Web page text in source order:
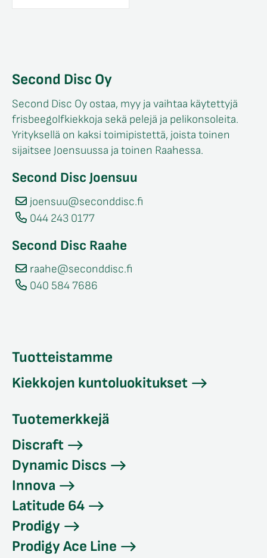
Second Disc Oy
Second Disc Oy ostaa, myy ja vaihtaa käytettyjä
frisbeegolfkiekkoja sekä pelejä ja pelikonsoleita.
Yrityksellä on kaksi toimipistettä, joista toinen
sijaitsee Joensuussa ja toinen Raahessa.
Second Disc Joensuu
joensuu@seconddisc.fi
044 243 0177
Second Disc Raahe
raahe@seconddisc.fi
040 584 7686
Tuotteistamme
Kiekkojen kuntoluokitukset
Tuotemerkkejä
Discraft
Dynamic Discs
Innova
Latitude 64
Prodigy
Prodigy Ace Line